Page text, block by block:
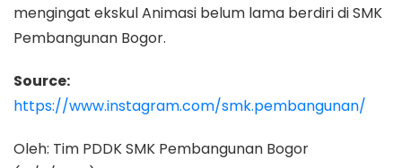
mengingat ekskul Animasi belum lama berdiri di SMK
Pembangunan Bogor.
Source:
https://www.instagram.com/smk.pembangunan/
Oleh: Tim PDDK SMK Pembangunan Bogor